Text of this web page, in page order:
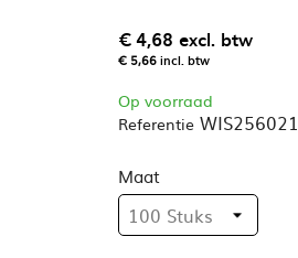
€ 4,68 excl. btw
€ 5,66incl. btw
Op voorraad
Referentie WIS256021
Maat